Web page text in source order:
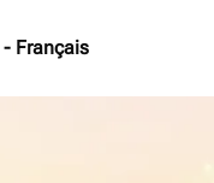
- Français